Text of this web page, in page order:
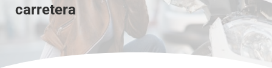
carretera